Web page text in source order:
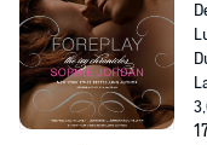
Her college roommates
bartender Reece is
beyond gorgeous, but
troubled past. Soon
both their worlds upside
happen when you go